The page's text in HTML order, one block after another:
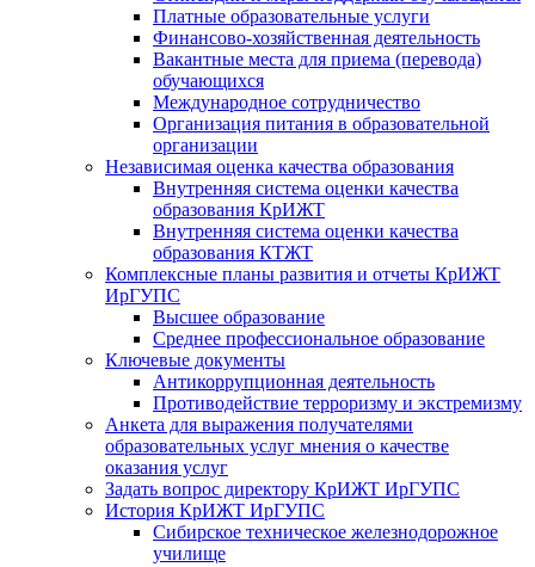
Платные образовательные услуги
Финансово-хозяйственная деятельность
Вакантные места для приема (перевода)
обучающихся
Международное сотрудничество
Организация питания в образовательной
организации
Независимая оценка качества образования
Внутренняя система оценки качества
образования КрИЖТ
Внутренняя система оценки качества
образования КТЖТ
Комплексные планы развития и отчеты КрИЖТ
ИрГУПС
Высшее образование
Среднее профессиональное образование
Ключевые документы
Антикоррупционная деятельность
Противодействие терроризму и экстремизму
Анкета для выражения получателями
образовательных услуг мнения о качестве
оказания услуг
Задать вопрос директору КрИЖТ ИрГУПС
История КрИЖТ ИрГУПС
Сибирское техническое железнодорожное
училище